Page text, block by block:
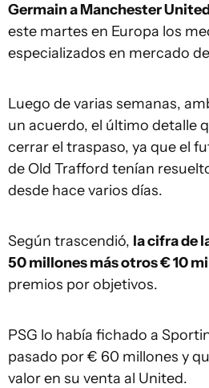
Germain a Manchester
este martes en Europa los
especializados en mercado
Luego de varias semanas,
un acuerdo, el último detalle
cerrar el traspaso, ya que el
de Old Trafford tenían
desde hace varios días.
Según trascendió, la cifra de
50 millones más otros € 10
premios por objetivos.
PSG lo había fichado a
pasado por € 60 millones y
valor en su venta al United.